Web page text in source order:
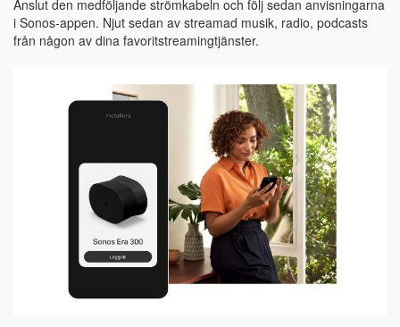
Anslut den medföljande strömkabeln och följ sedan anvisningarna
i Sonos-appen. Njut sedan av streamad musik, radio, podcasts
från någon av dina favoritstreamingtjänster.